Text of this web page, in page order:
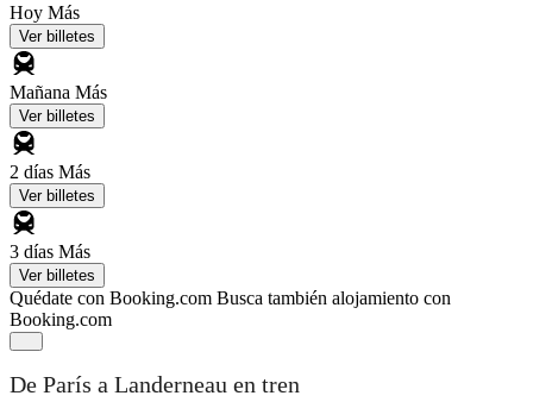
Hoy Más
Ver billetes
Mañana Más
Ver billetes
2 días Más
Ver billetes
3 días Más
Ver billetes
Quédate con Booking.com Busca también alojamiento con
Booking.com
De París a Landerneau en tren